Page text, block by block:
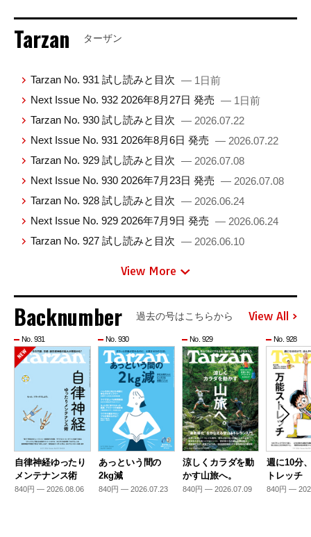
Tarzan ターザン
Tarzan No. 931 試し読みと目次 — 1日前
Next Issue No. 932 2026年8月27日 発売 — 1日前
Tarzan No. 930 試し読みと目次 — 2026.07.22
Next Issue No. 931 2026年8月6日 発売 — 2026.07.22
Tarzan No. 929 試し読みと目次 — 2026.07.08
Next Issue No. 930 2026年7月23日 発売 — 2026.07.08
Tarzan No. 928 試し読みと目次 — 2026.06.24
Next Issue No. 929 2026年7月9日 発売 — 2026.06.24
Tarzan No. 927 試し読みと目次 — 2026.06.10
View More
Backnumber 過去の号はこちらから View All
No. 931
自律神経ゆったり
メンテナンス術
840円 — 2026.08.06
No. 930
あっという間の
2kg減
840円 — 2026.07.23
No. 929
涼しくカラダを動
かす山旅へ。
840円 — 2026.07.09
No. 928
週に10分
トレッチ
840円 —